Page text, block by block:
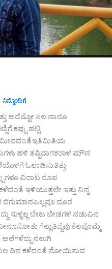
ನಿಮ್ಮೊಂದಿಗೆ
ಅದೆಷ್ಟೋ ಸಲ ನಾನೂ
ಕಪ್ಪು ಪಟ್ಟಿ
ಮೀರದಂತೆಇತಿಮಿತಿಯ
ಹಳಿ ತಪ್ಪಿದಾಗಕರಾಳ ಮೌನ
ಓಲಾಡಿಸುತಿತ್ತು
ವಿರಾಟ ರೂಪ
ಇಳಿಯುತ್ತಲೇ ಇತ್ತು ನಿನ್ನ
ದೂರ
ಸುಳ್ಳಲ್ಲ ಬೇಕು ಬೇಡಗಳ ನಡುವಿನ
ಗೆಲ್ಲುತಿದ್ದೆವು ಕೆಲವೊಮ್ಮೆ
ನಲುಗಿ
ದಿನ ಕಳೆದಂತೆ ನೋಯಿಸುವ